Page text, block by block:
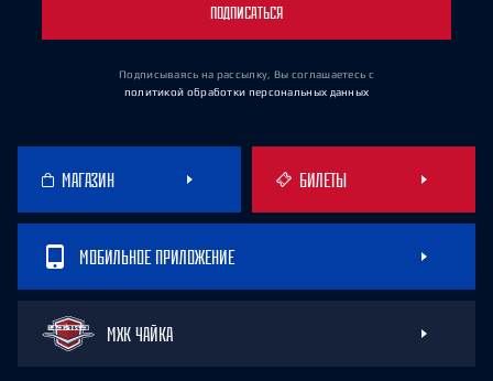
ПОДПИСАТЬСЯ
Подписываясь на рассылку, Вы соглашаетесь с
политикой обработки персональных данных
МАГАЗИН БИЛЕТЫ
МОБИЛЬНОЕ ПРИЛОЖЕНИЕ
МХК ЧАЙКА